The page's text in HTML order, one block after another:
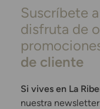
Suscríbete
disfruta de
de cliente
Si vives en La
nuestra